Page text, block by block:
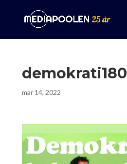
demokrati180
mar 14, 2022